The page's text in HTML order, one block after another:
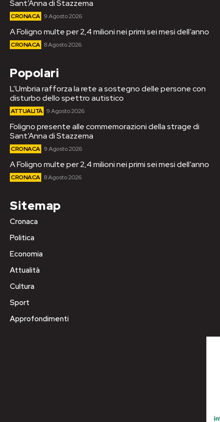
Sant’Anna di Stazzema
CRONACA 9 Agosto 2026
A Foligno multe per 2,4 milioni nei primi sei mesi dell’anno
CRONACA 8 Agosto 2026
Popolari
L’Umbria rafforza la rete a sostegno delle persone con
disturbo dello spettro autistico
ATTUALITÀ 9 Agosto 2026
Foligno presente alle commemorazioni della strage di
Sant’Anna di Stazzema
CRONACA 9 Agosto 2026
A Foligno multe per 2,4 milioni nei primi sei mesi dell’anno
CRONACA 8 Agosto 2026
Sitemap
Cronaca
Politica
Economia
Attualità
Cultura
Sport
Approfondimenti